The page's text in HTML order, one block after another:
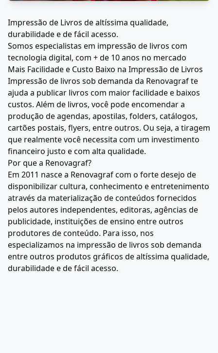
Impressão de Livros de altíssima qualidade,
durabilidade e de fácil acesso.
Somos especialistas em impressão de livros com
tecnologia digital, com + de 10 anos no mercado
Mais Facilidade e Custo Baixo na Impressão de Livros
Impressão de livros sob demanda da Renovagraf te
ajuda a publicar livros com maior facilidade e baixos
custos. Além de livros, você pode encomendar a
produção de agendas, apostilas, folders, catálogos,
cartões postais, flyers, entre outros. Ou seja, a tiragem
que realmente você necessita com um investimento
financeiro justo e com alta qualidade.
Por que a Renovagraf?
Em 2011 nasce a Renovagraf com o forte desejo de
disponibilizar cultura, conhecimento e entretenimento
através da materialização de conteúdos fornecidos
pelos autores independentes, editoras, agências de
publicidade, instituições de ensino entre outros
produtores de conteúdo. Para isso, nos
especializamos na impressão de livros sob demanda
entre outros produtos gráficos de altíssima qualidade,
durabilidade e de fácil acesso.